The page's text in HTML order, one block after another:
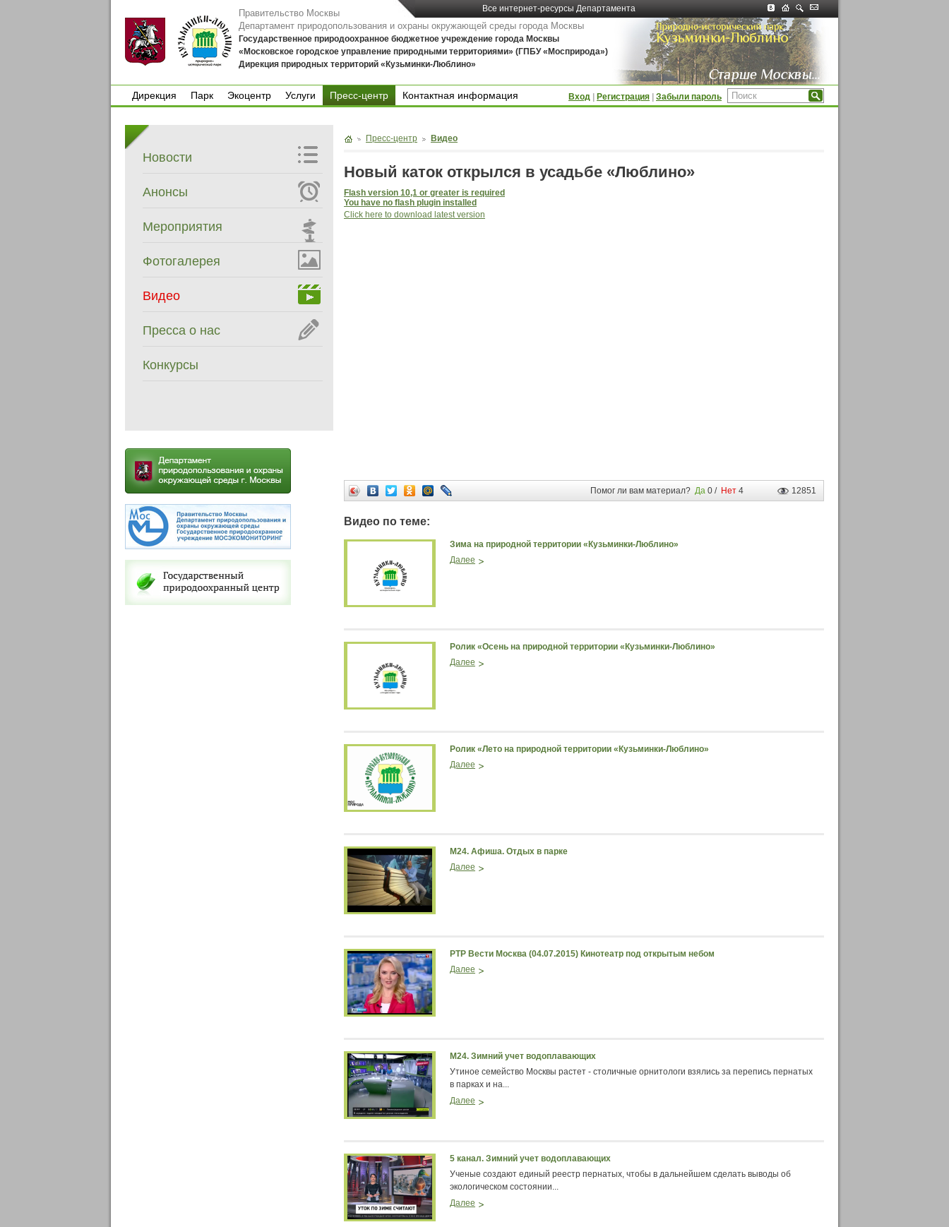
Все интернет-ресурсы Департамента
Правительство Москвы
Департамент природопользования и охраны окружающей среды города Москвы
Государственное природоохранное бюджетное учреждение города Москвы
«Московское городское управление природными территориями» (ГПБУ «Мосприрода»)
Дирекция природных территорий «Кузьминки-Люблино»
Дирекция
Парк
Экоцентр
Услуги
Пресс-центр
Контактная информация
Вход Регистрация Забыли пароль
Новости
Анонсы
Мероприятия
Фотогалерея
Видео
Пресса о нас
Конкурсы
Пресс-центр Видео
Новый каток открылся в усадьбе «Люблино»
Flash version 10,1 or greater is required
You have no flash plugin installed
Click here to download latest version
Помог ли вам материал? Да 0 / Нет 4 12851
Видео по теме:
Зима на природной территории «Кузьминки-Люблино»
Далее
Ролик «Осень на природной территории «Кузьминки-Люблино»
Далее
Ролик «Лето на природной территории «Кузьминки-Люблино»
Далее
М24. Афиша. Отдых в парке
Далее
РТР Вести Москва (04.07.2015) Кинотеатр под открытым небом
Далее
М24. Зимний учет водоплавающих
Утиное семейство Москвы растет - столичные орнитологи взялись за перепись пернатых
в парках и на...
Далее
5 канал. Зимний учет водоплавающих
Ученые создают единый реестр пернатых, чтобы в дальнейшем сделать выводы об
экологическом состоянии...
Далее